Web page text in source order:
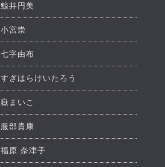
鯨井円美
小宮崇
七字由布
すぎはらけいたろう
嶽まいこ
服部貴康
福原 奈津子